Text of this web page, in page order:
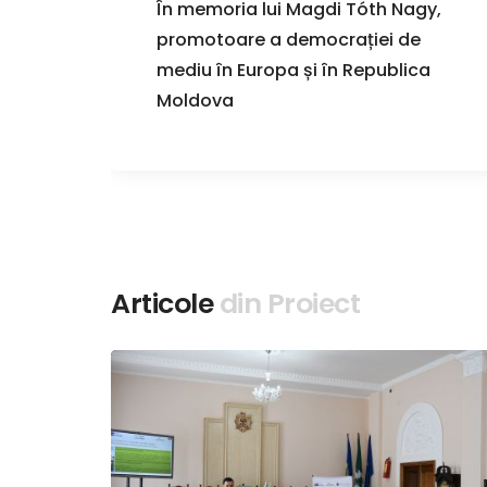
În memoria lui Magdi Tóth Nagy,
promotoare a democrației de
mediu în Europa și în Republica
Moldova
Articoledin Proiect